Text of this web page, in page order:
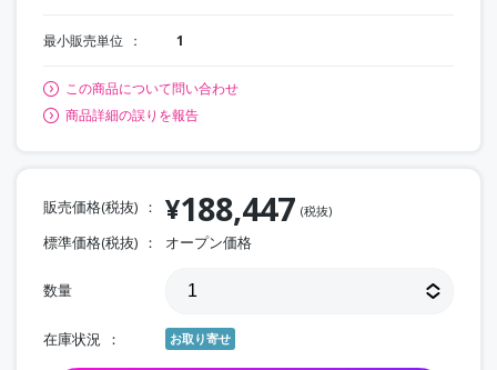
最小販売単位 1
この商品について問い合わせ
商品詳細の誤りを報告
販売価格(税抜) ¥188,447 (税抜)
標準価格(税抜) オープン価格
数量
在庫状況 お取り寄せ